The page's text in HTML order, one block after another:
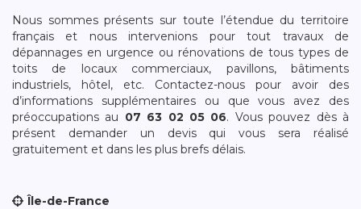
Nous sommes présents sur toute l’étendue du territoire
français et nous intervenions pour tout travaux de
dépannages en urgence ou rénovations de tous types de
toits de locaux commerciaux, pavillons, bâtiments
industriels, hôtel, etc. Contactez-nous pour avoir des
d’informations supplémentaires ou que vous avez des
préoccupations au 07 63 02 05 06. Vous pouvez dès à
présent demander un devis qui vous sera réalisé
gratuitement et dans les plus brefs délais.
Île-de-France